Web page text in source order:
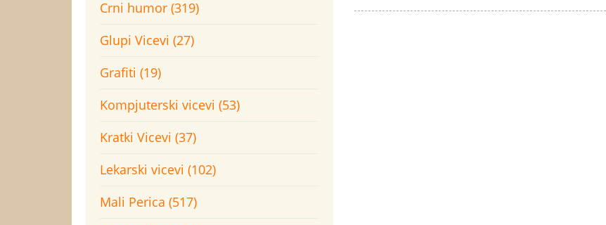
Crni humor (319)
Glupi Vicevi (27)
Grafiti (19)
Kompjuterski vicevi (53)
Kratki Vicevi (37)
Lekarski vicevi (102)
Mali Perica (517)